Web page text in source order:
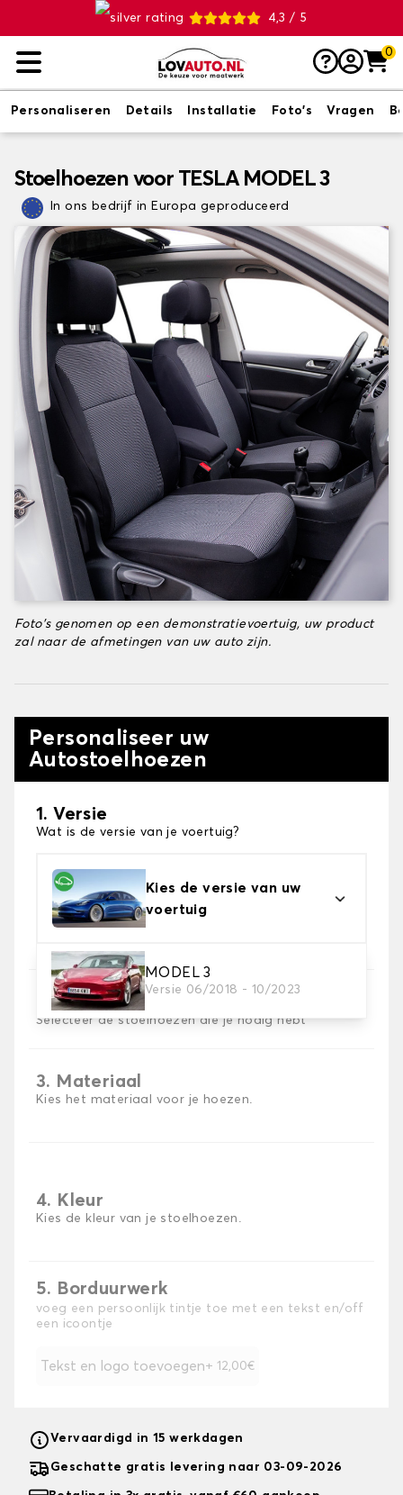
4,3 / 5
0
Personaliseren Details Installatie Foto's Vragen
Stoelhoezen voor TESLA MODEL 3
In ons bedrijf in Europa geproduceerd
Foto's genomen op een demonstratievoertuig, uw product
zal naar de afmetingen van uw auto zijn.
Personaliseer uw
Autostoelhoezen
1. Versie
Wat is de versie van je voertuig?
Kies de versie van uw
voertuig
MODEL 3
Versie 06/2018 - 10/2023
2. Set hoezen
Selecteer de stoelhoezen die je nodig hebt
3. Materiaal
Kies het materiaal voor je hoezen.
4. Kleur
Kies de kleur van je stoelhoezen.
5. Borduurwerk
voeg een persoonlijk tintje toe met een tekst en/off
een icoontje
Tekst en logo toevoegen + 12,00€
Vervaardigd in 15 werkdagen
Geschatte gratis levering naar 03-09-2026